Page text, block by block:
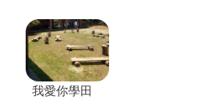
我愛你學田